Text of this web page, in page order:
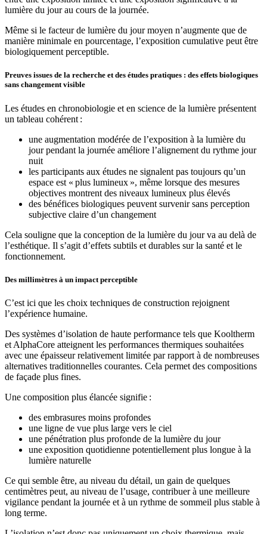
lumière du jour au cours de la journée.
Même si le facteur de lumière du jour moyen n’augmente que de
manière minimale en pourcentage, l’exposition cumulative peut être
biologiquement perceptible.
Preuves issues de la recherche et des études pratiques : des effets biologiques
sans changement visible
Les études en chronobiologie et en science de la lumière présentent
un tableau cohérent :
une augmentation modérée de l’exposition à la lumière du
jour pendant la journée améliore l’alignement du rythme jour
nuit
les participants aux études ne signalent pas toujours qu’un
espace est « plus lumineux », même lorsque des mesures
objectives montrent des niveaux lumineux plus élevés
des bénéfices biologiques peuvent survenir sans perception
subjective claire d’un changement
Cela souligne que la conception de la lumière du jour va au delà de
l’esthétique. Il s’agit d’effets subtils et durables sur la santé et le
fonctionnement.
Des millimètres à un impact perceptible
C’est ici que les choix techniques de construction rejoignent
l’expérience humaine.
Des systèmes d’isolation de haute performance tels que Kooltherm
et AlphaCore atteignent les performances thermiques souhaitées
avec une épaisseur relativement limitée par rapport à de nombreuses
alternatives traditionnelles courantes. Cela permet des compositions
de façade plus fines.
Une composition plus élancée signifie :
des embrasures moins profondes
une ligne de vue plus large vers le ciel
une pénétration plus profonde de la lumière du jour
une exposition quotidienne potentiellement plus longue à la
lumière naturelle
Ce qui semble être, au niveau du détail, un gain de quelques
centimètres peut, au niveau de l’usage, contribuer à une meilleure
vigilance pendant la journée et à un rythme de sommeil plus stable à
long terme.